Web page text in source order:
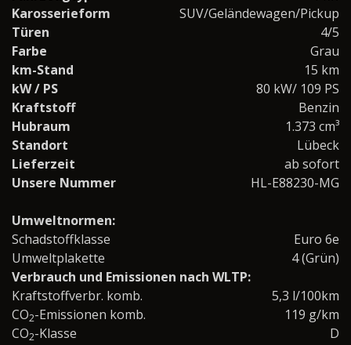
Karosserieform
SUV/Geländewagen/Pickup
Türen
4/5
Farbe
Grau
km-Stand
15 km
kW / PS
80 kW/ 109 PS
Kraftstoff
Benzin
Hubraum
1.373 cm³
Standort
Lübeck
Lieferzeit
ab sofort
Unsere Nummer
HL-E88230-MG
Umweltnormen:
Schadstoffklasse
Euro 6e
Umweltplakette
4 (Grün)
Verbrauch und Emissionen nach WLTP:
Kraftstoffverbr. komb.
5,3 l/100km
CO2-Emissionen komb.
119 g/km
CO2-Klasse D